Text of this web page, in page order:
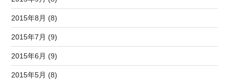
2015年8月 (8)
2015年7月 (9)
2015年6月 (9)
2015年5月 (8)